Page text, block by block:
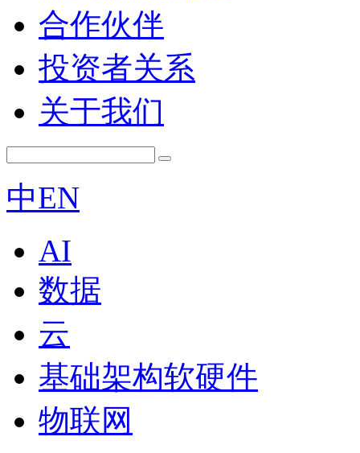
合作伙伴
投资者关系
关于我们
中EN
AI
数据
云
基础架构软硬件
物联网